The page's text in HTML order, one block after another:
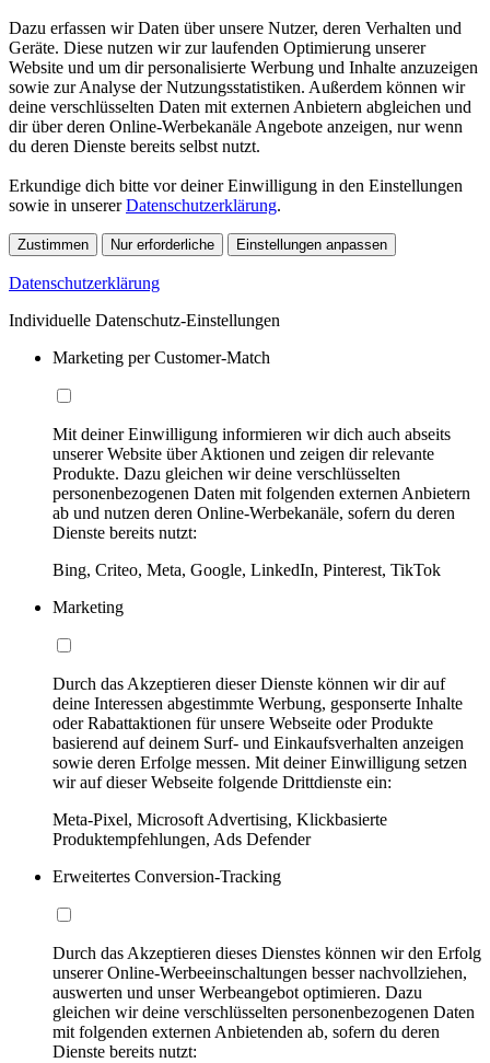
Dazu erfassen wir Daten über unsere Nutzer, deren Verhalten und
Geräte. Diese nutzen wir zur laufenden Optimierung unserer
Website und um dir personalisierte Werbung und Inhalte anzuzeigen
sowie zur Analyse der Nutzungsstatistiken. Außerdem können wir
deine verschlüsselten Daten mit externen Anbietern abgleichen und
dir über deren Online-Werbekanäle Angebote anzeigen, nur wenn
du deren Dienste bereits selbst nutzt.
Erkundige dich bitte vor deiner Einwilligung in den Einstellungen
sowie in unsererDatenschutzerklärung.
Zustimmen Nur erforderliche Einstellungen anpassen
Datenschutzerklärung
Individuelle Datenschutz-Einstellungen
Marketing per Customer-Match
Mit deiner Einwilligung informieren wir dich auch abseits
unserer Website über Aktionen und zeigen dir relevante
Produkte. Dazu gleichen wir deine verschlüsselten
personenbezogenen Daten mit folgenden externen Anbietern
ab und nutzen deren Online-Werbekanäle, sofern du deren
Dienste bereits nutzt:
Bing, Criteo, Meta, Google, LinkedIn, Pinterest, TikTok
Marketing
Durch das Akzeptieren dieser Dienste können wir dir auf
deine Interessen abgestimmte Werbung, gesponserte Inhalte
oder Rabattaktionen für unsere Webseite oder Produkte
basierend auf deinem Surf- und Einkaufsverhalten anzeigen
sowie deren Erfolge messen. Mit deiner Einwilligung setzen
wir auf dieser Webseite folgende Drittdienste ein:
Meta-Pixel, Microsoft Advertising, Klickbasierte
Produktempfehlungen, Ads Defender
Erweitertes Conversion-Tracking
Durch das Akzeptieren dieses Dienstes können wir den Erfolg
unserer Online-Werbeeinschaltungen besser nachvollziehen,
auswerten und unser Werbeangebot optimieren. Dazu
gleichen wir deine verschlüsselten personenbezogenen Daten
mit folgenden externen Anbietenden ab, sofern du deren
Dienste bereits nutzt: